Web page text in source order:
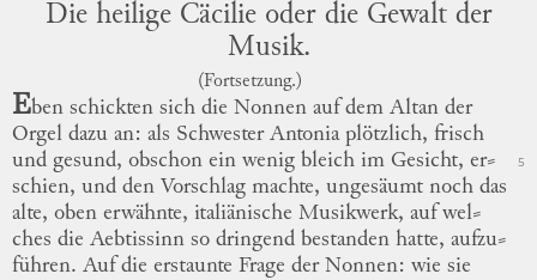
Die heilige Cäcilie oder die Gewalt der
Musik.
(Fortsetzung.)
Eben schickten sich die Nonnen auf dem Altan der
Orgel dazu an: als Schwester Antonia plötzlich, frisch
und gesund, obschon ein wenig bleich im Gesicht, er⸗ 5
schien, und den Vorschlag machte, ungesäumt noch das
alte, oben erwähnte, italiänische Musikwerk, auf wel⸗
ches die Aebtissinn so dringend bestanden hatte, aufzu⸗
führen. Auf die erstaunte Frage der Nonnen: wie sie